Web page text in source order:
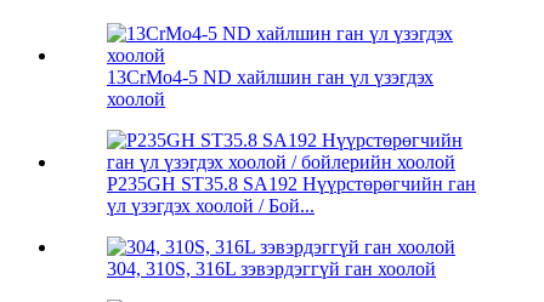
13CrMo4-5 ND хайлшин ган үл үзэгдэх
хоолой
P235GH ST35.8 SA192 Нүүрстөрөгчийн ган
үл үзэгдэх хоолой / Бой...
304, 310S, 316L зэвэрдэггүй ган хоолой